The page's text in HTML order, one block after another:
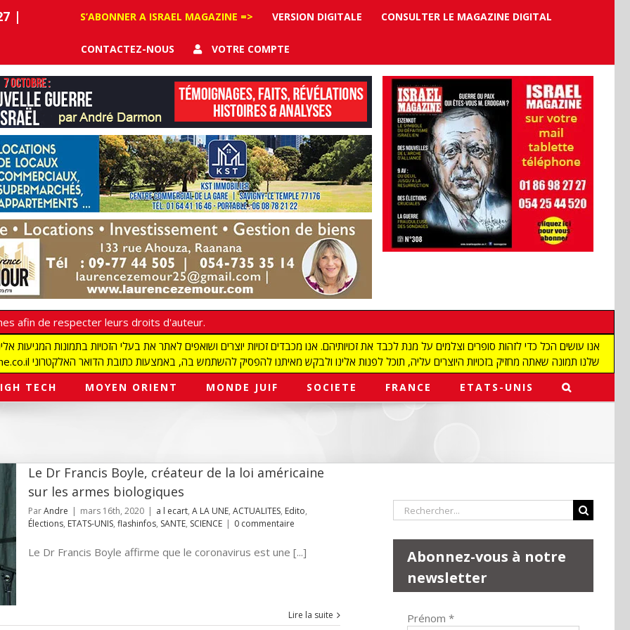
|
S’ABONNER A ISRAEL MAGAZINE => VERSION DIGITALE CONSULTER LE MAGAZINE DIGITAL
CONTACTEZ-NOUS VOTRE COMPTE
afin de respecter leurs droits d'auteur.
redaction@israelmagazine.co.il שלנו תמונה שאתה מחזיק בזכויות היוצרים עליה, תוכל לפנות אלינו ולבקש מאיתנו להפסיק להשתמש בה, באמצעות כתובת הדואר האלקטרוני
TECH MOYEN ORIENT MONDE JUIF SOCIETE FRANCE ETATS-UNIS
Le Dr Francis Boyle, créateur de la loi américaine
sur les armes biologiques
ParAndre | mars 16th, 2020 | a l ecart, A LA UNE, ACTUALITES, Edito,
Élections, ETATS-UNIS, flashinfos, SANTE, SCIENCE | 0 commentaire
Le Dr Francis Boyle affirme que le coronavirus est une [...]
Lire la suite
Rechercher:
Abonnez-vous à notre
newsletter
Prénom *